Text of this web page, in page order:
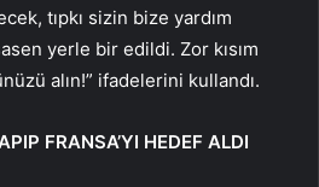
tıpkı sizin bize yardım
yerle bir edildi. Zor kısım
alın!” ifadelerini kullandı.
FRANSA’YI HEDEF ALDI